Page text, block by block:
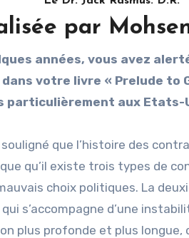
par
années, vous avez
dans votre livre « Prelude to
particulièrement aux Etats-
souligné que l’histoire des
qu’il existe trois types de
choix politiques. La
s’accompagne d’une
plus profonde et plus